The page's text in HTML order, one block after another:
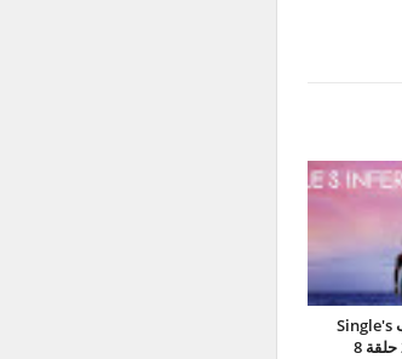
برنامج جحيم العزاب Single's
inferno الموسم 2 حلقة 8